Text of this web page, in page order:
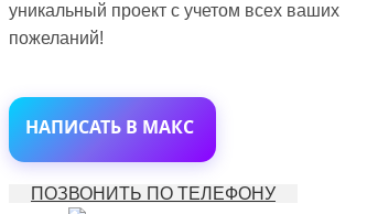
уникальный проект с учетом всех ваших
пожеланий!
НАПИСАТЬ В МАКС
ПОЗВОНИТЬ ПО ТЕЛЕФОНУ